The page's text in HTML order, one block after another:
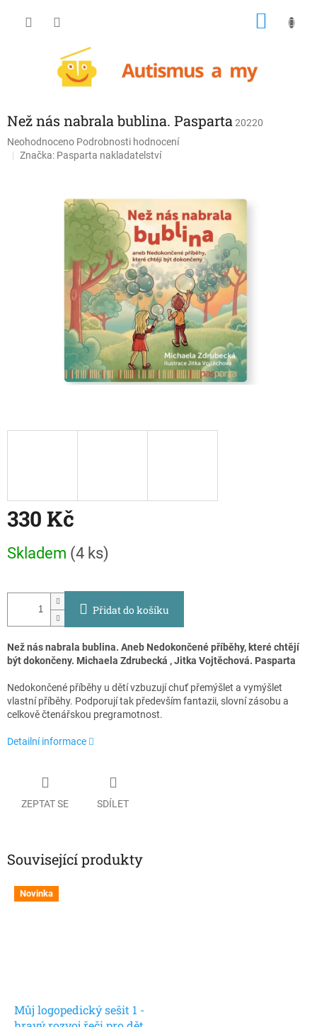
Než nás nabrala bublina. Pasparta20220
Průměrné
hodnocení
Neohodnoceno Podrobnosti hodnocení
Značka: Pasparta nakladatelství
330 Kč
cena:
Skladem (4 ks)
Přidat do košíku
Než nás nabrala bublina. Aneb Nedokončené příběhy, které chtějí
být dokončeny. Michaela Zdrubecká , Jitka Vojtěchová. Pasparta
Nedokončené příběhy u dětí vzbuzují chuť přemýšlet a vymýšlet
vlastní příběhy. Podporují tak především fantazii, slovní zásobu a
celkově čtenářskou pregramotnost.
Detailní informace
ZEPTAT SE SDÍLET
Související produkty
Novinka
Můj logopedický sešit 1 -